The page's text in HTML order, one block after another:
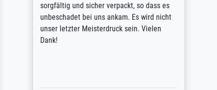
sorgfältig und sicher verpackt, so dass es
unbeschadet bei uns ankam. Es wird nicht
unser letzter Meisterdruck sein. Vielen
Dank!